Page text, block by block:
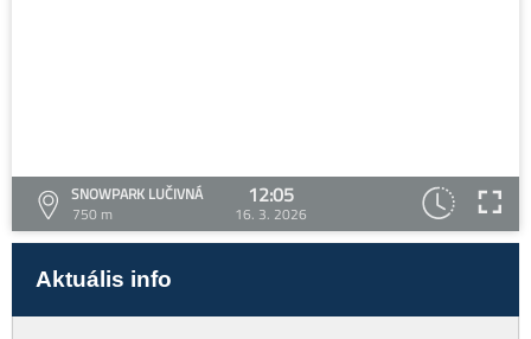
SNOWPARK LUČIVNÁ
750 m
12:05
16. 3. 2026
Aktuális info